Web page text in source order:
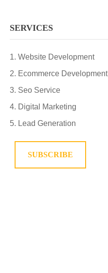
SERVICES
Website Development
Ecommerce Development
Seo Service
Digital Marketing
Lead Generation
SUBSCRIBE